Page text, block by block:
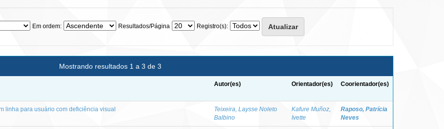
Em ordem: Resultados/Página Registro(s):
Mostrando resultados 1 a 3 de 3
Autor(es) Orientador(es) Coorientador(es)
linha para usuário com deficiência visual
Teixeira, Laysse Noleto
Balbino
Kafure Muñoz,
Ivette
Raposo, Patrícia
Neves